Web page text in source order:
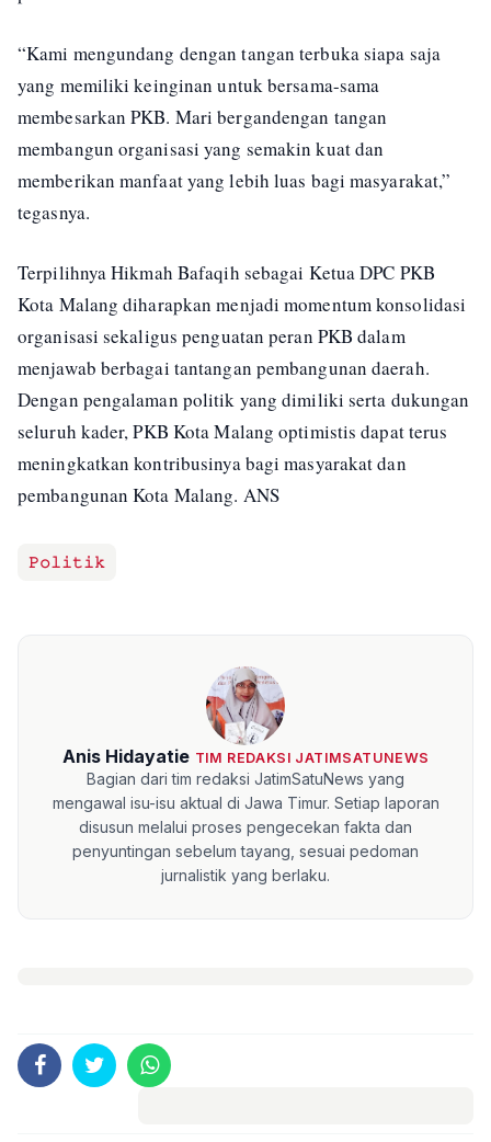
“Kami mengundang dengan tangan terbuka siapa saja
yang memiliki keinginan untuk bersama-sama
membesarkan PKB. Mari bergandengan tangan
membangun organisasi yang semakin kuat dan
memberikan manfaat yang lebih luas bagi masyarakat,”
tegasnya.
Terpilihnya Hikmah Bafaqih sebagai Ketua DPC PKB
Kota Malang diharapkan menjadi momentum konsolidasi
organisasi sekaligus penguatan peran PKB dalam
menjawab berbagai tantangan pembangunan daerah.
Dengan pengalaman politik yang dimiliki serta dukungan
seluruh kader, PKB Kota Malang optimistis dapat terus
meningkatkan kontribusinya bagi masyarakat dan
pembangunan Kota Malang. ANS
𝙿𝚘𝚕𝚒𝚝𝚒𝚔
Anis Hidayatie TIM REDAKSI JATIMSATUNEWS
Bagian dari tim redaksi JatimSatuNews yang
mengawal isu-isu aktual di Jawa Timur. Setiap laporan
disusun melalui proses pengecekan fakta dan
penyuntingan sebelum tayang, sesuai pedoman
jurnalistik yang berlaku.